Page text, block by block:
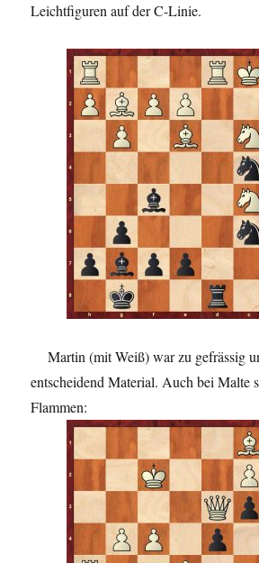
Leichtfiguren auf der C-Linie.
Martin (mit Weiß) war zu gefrässig
entscheidend Material. Auch bei Malte
Flammen: